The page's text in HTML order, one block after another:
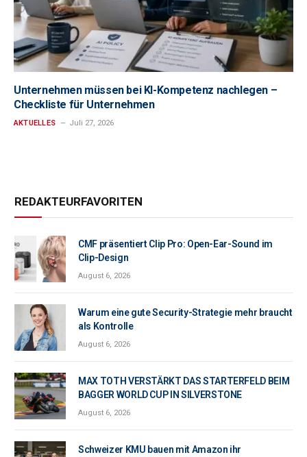
Unternehmen müssen bei KI-Kompetenz nachlegen –
Checkliste für Unternehmen
AKTUELLES Juli 27, 2026
REDAKTEURFAVORITEN
CMF präsentiert Clip Pro: Open-Ear-Sound im
Clip-Design
August 6, 2026
Warum eine gute Security-Strategie mehr braucht
als Kontrolle
August 6, 2026
MAX TOTH VERSTÄRKT DAS STARTERFELD BEIM
BAGGER WORLD CUP IN SILVERSTONE
August 6, 2026
Schweizer KMU bauen mit Amazon ihr